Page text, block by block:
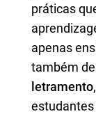
práticas
apenas
também
letramento
estudantes